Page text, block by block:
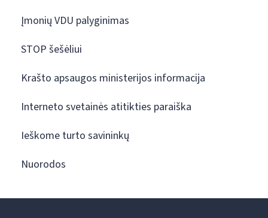
Įmonių VDU palyginimas
STOP šešėliui
Krašto apsaugos ministerijos informacija
Interneto svetainės atitikties paraiška
Ieškome turto savininkų
Nuorodos